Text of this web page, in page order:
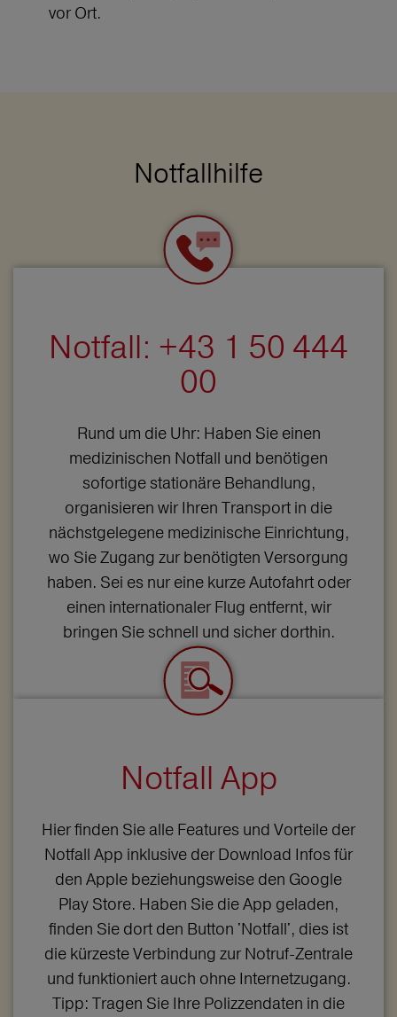
vor Ort.
Notfallhilfe
Notfall: +43 1 50 444
00
Rund um die Uhr: Haben Sie einen
medizinischen Notfall und benötigen
sofortige stationäre Behandlung,
organisieren wir Ihren Transport in die
nächstgelegene medizinische Einrichtung,
wo Sie Zugang zur benötigten Versorgung
haben. Sei es nur eine kurze Autofahrt oder
einen internationaler Flug entfernt, wir
bringen Sie schnell und sicher dorthin.
Notfall App
Hier finden Sie alle Features und Vorteile der
Notfall App inklusive der Download Infos für
den Apple beziehungsweise den Google
Play Store. Haben Sie die App geladen,
finden Sie dort den Button 'Notfall', dies ist
die kürzeste Verbindung zur Notruf-Zentrale
und funktioniert auch ohne Internetzugang.
Tipp: Tragen Sie Ihre Polizzendaten in die